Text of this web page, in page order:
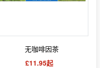
无咖啡因茶
£11.95起